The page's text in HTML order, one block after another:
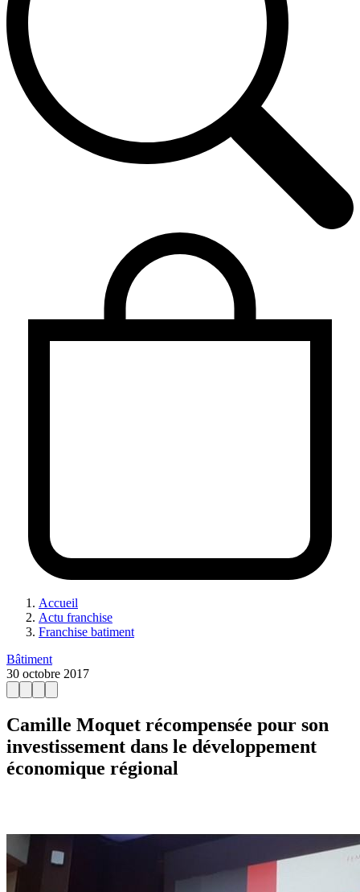
Accueil
Actu franchise
Franchise batiment
Bâtiment
30 octobre 2017
Camille Moquet récompensée pour son
investissement dans le développement
économique régional